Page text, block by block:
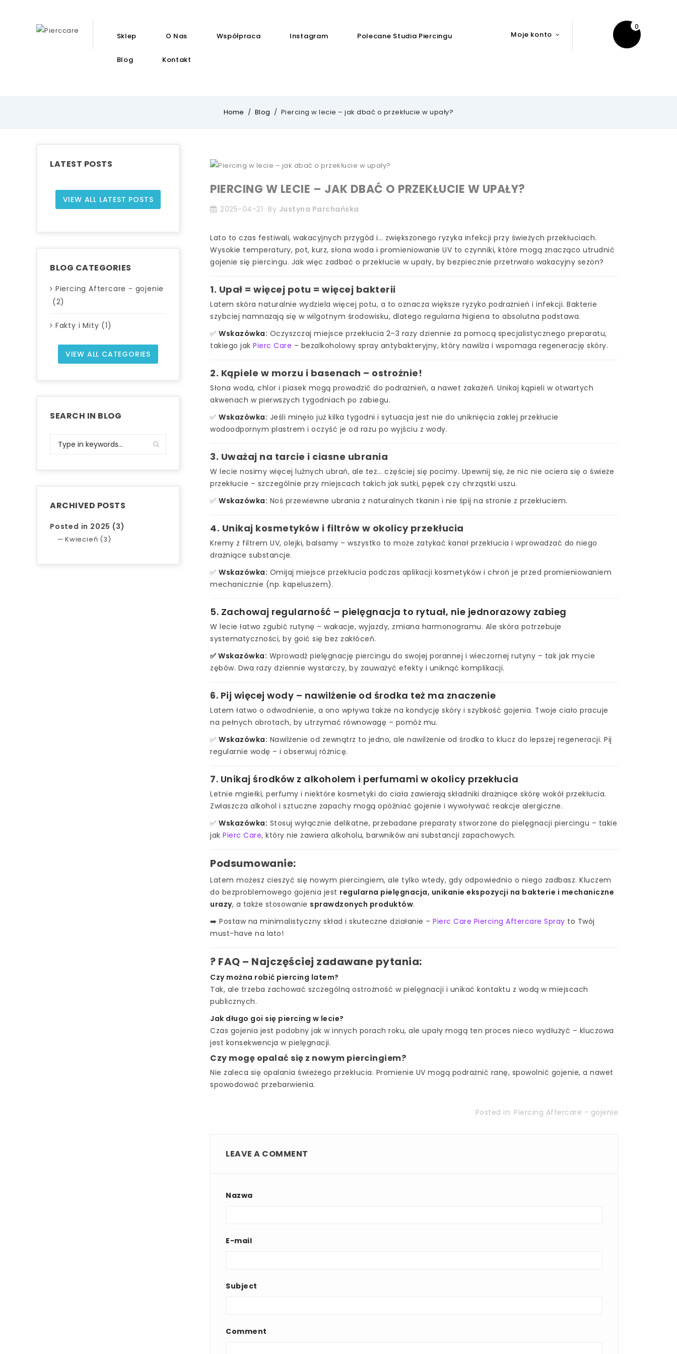
0
Moje konto
Sklep O Nas Współpraca Instagram Polecane Studia Piercingu
Blog Kontakt
Home Blog Piercing w lecie – jak dbać o przekłucie w upały?
LATEST POSTS
VIEW ALL LATEST POSTS
BLOG CATEGORIES
Piercing Aftercare - gojenie
(2)
Fakty i Mity (1)
VIEW ALL CATEGORIES
SEARCH IN BLOG
ARCHIVED POSTS
Posted in 2025 (3)
Kwiecień (3)
PIERCING W LECIE – JAK DBAĆ O PRZEKŁUCIE W UPAŁY?
2025-04-21 By Justyna Parchańska
Lato to czas festiwali, wakacyjnych przygód i… zwiększonego ryzyka infekcji przy świeżych przekłuciach.
Wysokie temperatury, pot, kurz, słona woda i promieniowanie UV to czynniki, które mogą znacząco utrudnić
gojenie się piercingu. Jak więc zadbać o przekłucie w upały, by bezpiecznie przetrwało wakacyjny sezon?
1. Upał = więcej potu = więcej bakterii
Latem skóra naturalnie wydziela więcej potu, a to oznacza większe ryzyko podrażnień i infekcji. Bakterie
szybciej namnażają się w wilgotnym środowisku, dlatego regularna higiena to absolutna podstawa.
✅ Wskazówka: Oczyszczaj miejsce przekłucia 2–3 razy dziennie za pomocą specjalistycznego preparatu,
takiego jak Pierc Care – bezalkoholowy spray antybakteryjny, który nawilża i wspomaga regenerację skóry.
2. Kąpiele w morzu i basenach – ostrożnie!
Słona woda, chlor i piasek mogą prowadzić do podrażnień, a nawet zakażeń. Unikaj kąpieli w otwartych
akwenach w pierwszych tygodniach po zabiegu.
✅ Wskazówka: Jeśli minęło już kilka tygodni i sytuacja jest nie do uniknięcia zaklej przekłucie
wodoodpornym plastrem i oczyść je od razu po wyjściu z wody.
3. Uważaj na tarcie i ciasne ubrania
W lecie nosimy więcej luźnych ubrań, ale też... częściej się pocimy. Upewnij się, że nic nie ociera się o świeże
przekłucie – szczególnie przy miejscach takich jak sutki, pępek czy chrząstki uszu.
✅ Wskazówka: Noś przewiewne ubrania z naturalnych tkanin i nie śpij na stronie z przekłuciem.
4. Unikaj kosmetyków i filtrów w okolicy przekłucia
Kremy z filtrem UV, olejki, balsamy – wszystko to może zatykać kanał przekłucia i wprowadzać do niego
drażniące substancje.
✅ Wskazówka: Omijaj miejsce przekłucia podczas aplikacji kosmetyków i chroń je przed promieniowaniem
mechanicznie (np. kapeluszem).
5. Zachowaj regularność – pielęgnacja to rytuał, nie jednorazowy zabieg
W lecie łatwo zgubić rutynę – wakacje, wyjazdy, zmiana harmonogramu. Ale skóra potrzebuje
systematyczności, by goić się bez zakłóceń.
✅ Wskazówka: Wprowadź pielęgnację piercingu do swojej porannej i wieczornej rutyny – tak jak mycie
zębów. Dwa razy dziennie wystarczy, by zauważyć efekty i uniknąć komplikacji.
6. Pij więcej wody – nawilżenie od środka też ma znaczenie
Latem łatwo o odwodnienie, a ono wpływa także na kondycję skóry i szybkość gojenia. Twoje ciało pracuje
na pełnych obrotach, by utrzymać równowagę – pomóż mu.
✅ Wskazówka: Nawilżenie od zewnątrz to jedno, ale nawilżenie od środka to klucz do lepszej regeneracji. Pij
regularnie wodę – i obserwuj różnicę.
7. Unikaj środków z alkoholem i perfumami w okolicy przekłucia
Letnie mgiełki, perfumy i niektóre kosmetyki do ciała zawierają składniki drażniące skórę wokół przekłucia.
Zwłaszcza alkohol i sztuczne zapachy mogą opóźniać gojenie i wywoływać reakcje alergiczne.
✅ Wskazówka: Stosuj wyłącznie delikatne, przebadane preparaty stworzone do pielęgnacji piercingu – takie
jak Pierc Care, który nie zawiera alkoholu, barwników ani substancji zapachowych.
Podsumowanie:
Latem możesz cieszyć się nowym piercingiem, ale tylko wtedy, gdy odpowiednio o niego zadbasz. Kluczem
do bezproblemowego gojenia jest regularna pielęgnacja, unikanie ekspozycji na bakterie i mechaniczne
urazy, a także stosowanie sprawdzonych produktów.
➡️ Postaw na minimalistyczny skład i skuteczne działanie – Pierc Care Piercing Aftercare Spray to Twój
must-have na lato!
? FAQ – Najczęściej zadawane pytania:
Czy można robić piercing latem?
Tak, ale trzeba zachować szczególną ostrożność w pielęgnacji i unikać kontaktu z wodą w miejscach
publicznych.
Jak długo goi się piercing w lecie?
Czas gojenia jest podobny jak w innych porach roku, ale upały mogą ten proces nieco wydłużyć – kluczowa
jest konsekwencja w pielęgnacji.
Czy mogę opalać się z nowym piercingiem?
Nie zaleca się opalania świeżego przekłucia. Promienie UV mogą podrażnić ranę, spowolnić gojenie, a nawet
spowodować przebarwienia.
Posted in: Piercing Aftercare - gojenie
LEAVE A COMMENT
Nazwa
E-mail
Subject
Comment